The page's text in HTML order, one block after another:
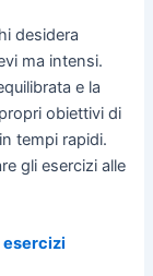
desidera
ma intensi.
e la
obiettivi di
tempi rapidi.
gli esercizi alle
esercizi